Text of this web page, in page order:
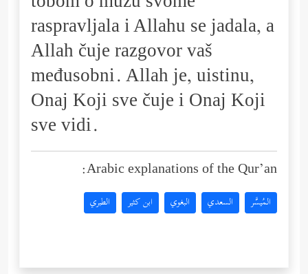
raspravljala i Allahu se jadala, a
Allah čuje razgovor vaš
međusobni. Allah je, uistinu,
Onaj Koji sve čuje i Onaj Koji
sve vidi.
Arabic explanations of the Qur’an:
المُيسَّر السعدي البغوي ابن كثير الطبري